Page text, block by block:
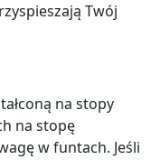
Twój
na stopy
na stopę
w funtach. Jeśli